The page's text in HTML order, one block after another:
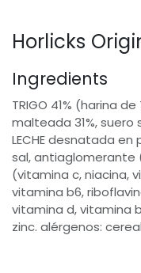
Horlicks
Ingredients
TRIGO 41% (harina
malteada 31%, suero
LECHE desnatada
sal, antiaglomerante
(vitamina c, niacina,
vitamina b6,
vitamina d, vitamina
zinc. alérgenos: